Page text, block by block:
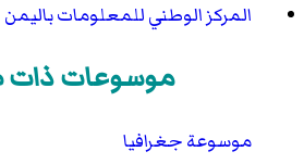
المركز الوطني للمعلومات باليمن
موسوعات ذات
موسوعة جغرافيا